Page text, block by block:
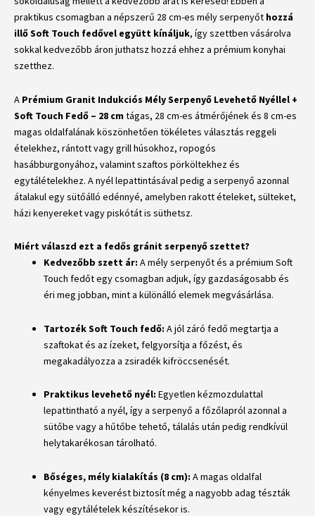
Soft
Touch
Fedő
–
28
praktikus csomagban a népszerű 28 cm-es mély serpenyőt hozzá
illő Soft Touch fedővel együtt kínáljuk, így szettben vásárolva
sokkal kedvezőbb áron juthatsz hozzá ehhez a prémium konyhai
szetthez.
A Prémium Granit Indukciós Mély Serpenyő Levehető Nyéllel +
Soft Touch Fedő – 28 cm tágas, 28 cm-es átmérőjének és 8 cm-es
magas oldalfalának köszönhetően tökéletes választás reggeli
ételekhez, rántott vagy grill húsokhoz, ropogós
hasábburgonyához, valamint szaftos pörköltekhez és
egytálételekhez. A nyél lepattintásával pedig a serpenyő azonnal
átalakul egy sütőálló edénnyé, amelyben rakott ételeket, sülteket,
házi kenyereket vagy piskótát is süthetsz.
Miért válaszd ezt a fedős gránit serpenyő szettet?
Kedvezőbb szett ár: A mély serpenyőt és a prémium Soft
Touch fedőt egy csomagban adjuk, így gazdaságosabb és
éri meg jobban, mint a különálló elemek megvásárlása.
Tartozék Soft Touch fedő: A jól záró fedő megtartja a
szaftokat és az ízeket, felgyorsítja a főzést, és
megakadályozza a zsiradék kifröccsenését.
Praktikus levehető nyél: Egyetlen kézmozdulattal
lepattintható a nyél, így a serpenyő a főzőlapról azonnal a
sütőbe vagy a hűtőbe tehető, tálalás után pedig rendkívül
helytakarékosan tárolható.
Bőséges, mély kialakítás (8 cm): A magas oldalfal
kényelmes keverést biztosít még a nagyobb adag tészták
vagy egytálételek készítésekor is.